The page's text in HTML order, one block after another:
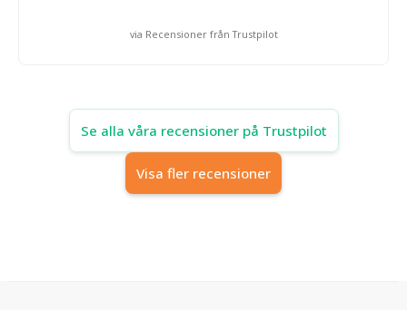
via Recensioner från Trustpilot
Se alla våra recensioner på Trustpilot
Visa fler recensioner